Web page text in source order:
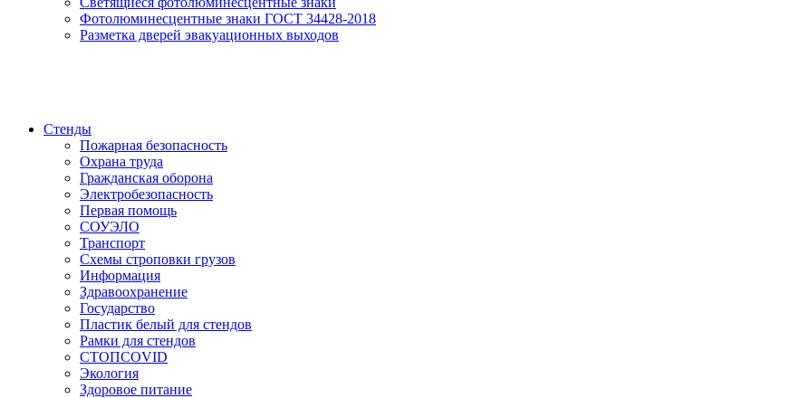
Фотолюминесцентные знаки ГОСТ 34428-2018
Разметка дверей эвакуационных выходов
Стенды
Пожарная безопасность
Охрана труда
Гражданская оборона
Электробезопасность
Первая помощь
СОУЭЛО
Транспорт
Схемы строповки грузов
Информация
Здравоохранение
Государство
Пластик белый для стендов
Рамки для стендов
СТОПCOVID
Экология
Здоровое питание